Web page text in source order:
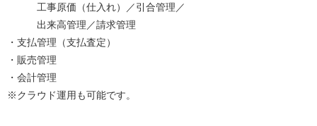
工事原価（仕入れ）／引合管理／
出来高管理／請求管理
・支払管理（支払査定）
・販売管理
・会計管理
※クラウド運用も可能です。